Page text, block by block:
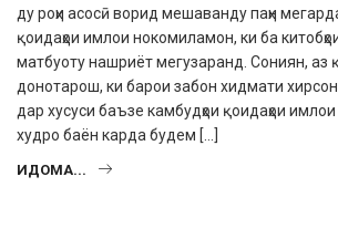
ду роҳи асосӣ ворид мешаванду паҳн
қоидаҳои имлои нокомиламон, ки ба
матбуоту нашриёт мегузаранд. Сониян, аз
донотарош, ки барои забон хидмати
дар хусуси баъзе камбудҳои қоидаҳои
худро баён карда будем […]
ИДОМА...